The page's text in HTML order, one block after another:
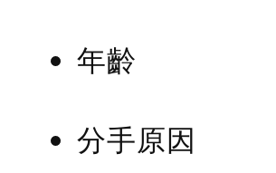
年齡
分手原因